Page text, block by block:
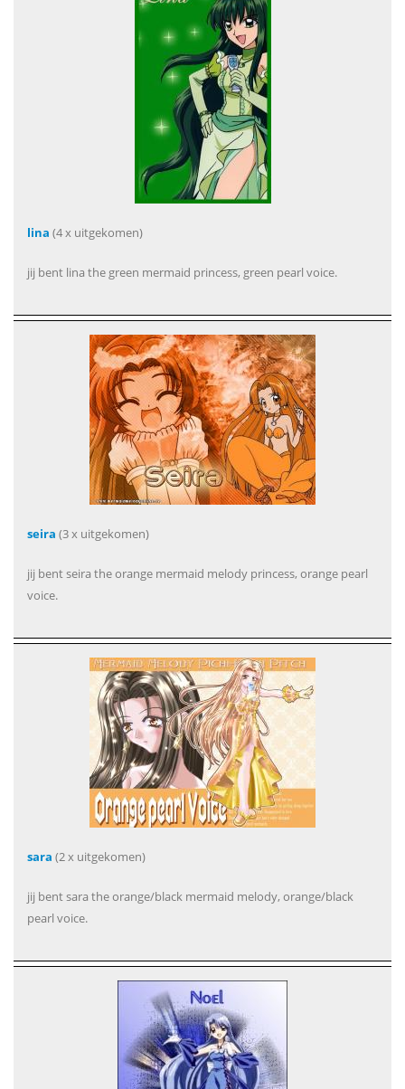
lina (4 x uitgekomen)
jij bent lina the green mermaid princess, green pearl voice.
seira (3 x uitgekomen)
jij bent seira the orange mermaid melody princess, orange pearl
voice.
sara (2 x uitgekomen)
jij bent sara the orange/black mermaid melody, orange/black
pearl voice.